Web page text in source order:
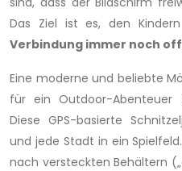
Das Ziel ist es, den
Verbindung immer noch
Eine moderne und beliebte
für ein Outdoor-Abenteuer
Diese GPS-basierte
und jede Stadt in ein
nach versteckten Behältern